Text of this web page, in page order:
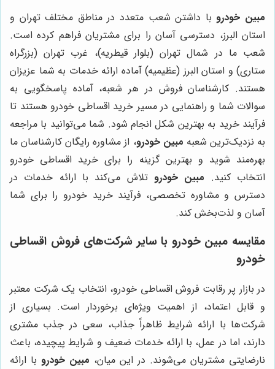
مبین خودرو با داشتن شعب متعدد در مناطق مختلف تهران و
استان البرز، دسترسی آسان را برای مشتریان فراهم کرده است.
شعب ما در شمال تهران (بلوار قیطریه)، غرب تهران (بزرگراه
ستاری) و استان البرز (عظیمیه) آماده ارائه خدمات به شما عزیزان
هستند. کارشناسان فروش در هر شعبه، آماده پاسخگویی به
سوالات شما و راهنمایی در مسیر خرید اقساطی خودرو هستند تا
فرآیند خرید به بهترین شکل انجام شود. شما می‌توانید با مراجعه
به نزدیک‌ترین شعبه مبین خودرو، از مشاوره رایگان کارشناسان ما
بهره‌مند شوید و بهترین گزینه را برای خرید اقساطی خودرو
انتخاب کنید. مبین خودرو تلاش می‌کند با ارائه خدمات در
دسترس و مشاوره تخصصی، فرآیند خرید خودرو را برای شما
آسان و لذت‌بخش کند.
مقایسه مبین خودرو با سایر شرکت‌های فروش اقساطی
خودرو
در بازار پر رقابت فروش اقساطی خودرو، انتخاب یک شرکت معتبر
و قابل اعتماد، از اهمیت ویژه‌ای برخوردار است. بسیاری از
شرکت‌ها با ارائه شرایط ظاهراً جذاب، سعی در جذب مشتری
دارند، اما در عمل، با ارائه خدمات ضعیف و شرایط پیچیده، باعث
نارضایتی مشتریان می‌شوند. در این میان، مبین خودرو با ارائه